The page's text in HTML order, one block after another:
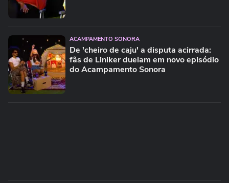
ACAMPAMENTO SONORA
De 'cheiro de caju' a disputa acirrada:
fãs de Liniker duelam em novo episódio
do Acampamento Sonora